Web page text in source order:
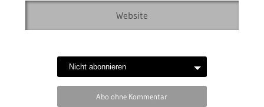
Abo ohne Kommentar